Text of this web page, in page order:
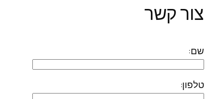
צור קשר
שם:
טלפון: